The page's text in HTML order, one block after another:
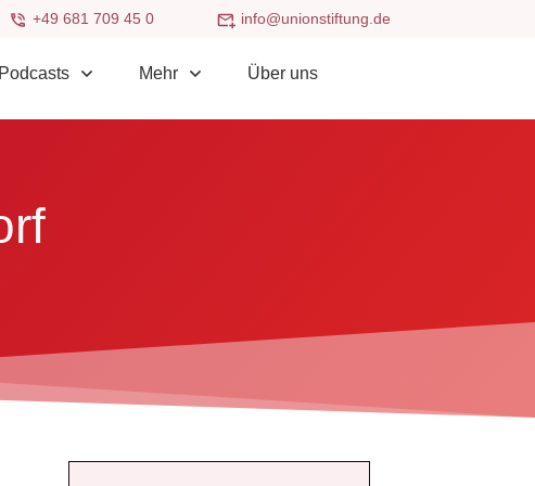
+49 681 709 45 0 info@unionstiftung.de
Podcasts Mehr Über uns